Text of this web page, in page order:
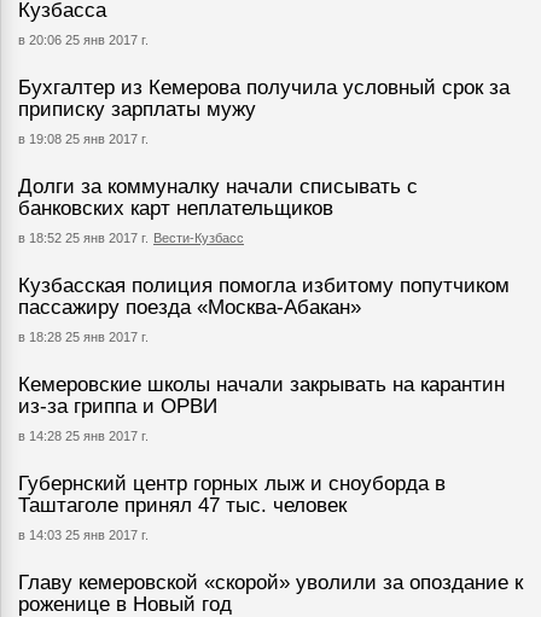
Кузбасса
в 20:06 25 янв 2017 г.
Бухгалтер из Кемерова получила условный срок за
приписку зарплаты мужу
в 19:08 25 янв 2017 г.
Долги за коммуналку начали списывать с
банковских карт неплательщиков
в 18:52 25 янв 2017 г. Вести-Кузбасс
Кузбасская полиция помогла избитому попутчиком
пассажиру поезда «Москва-Абакан»
в 18:28 25 янв 2017 г.
Кемеровские школы начали закрывать на карантин
из-за гриппа и ОРВИ
в 14:28 25 янв 2017 г.
Губернский центр горных лыж и сноуборда в
Таштаголе принял 47 тыс. человек
в 14:03 25 янв 2017 г.
Главу кемеровской «скорой» уволили за опоздание к
роженице в Новый год